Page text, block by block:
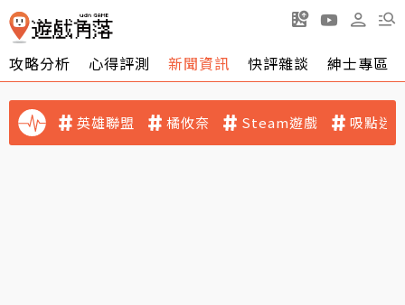
攻略分析 心得評測 新聞資訊 快評雜談 紳士專區
英雄聯盟 橘攸奈 Steam遊戲 吸點迷